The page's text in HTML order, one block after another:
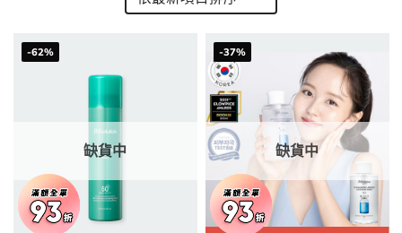
-62%
缺貨中
-37%
缺貨中